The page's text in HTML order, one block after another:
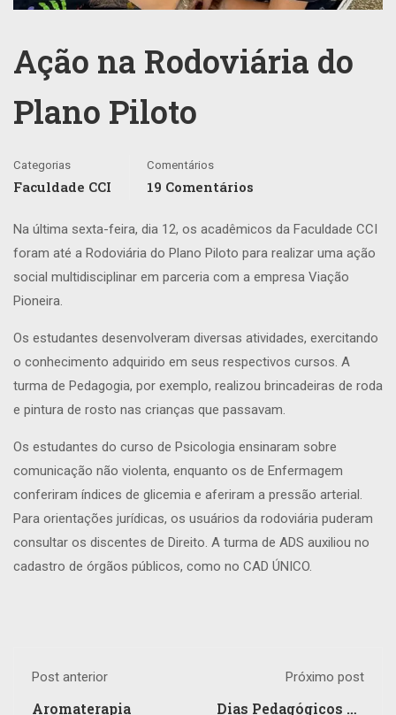
Ação na Rodoviária do
Plano Piloto
Categorias
Faculdade CCI
Comentários
19 Comentários
Na última sexta-feira, dia 12, os acadêmicos da Faculdade CCI
foram até a Rodoviária do Plano Piloto para realizar uma ação
social multidisciplinar em parceria com a empresa Viação
Pioneira.
Os estudantes desenvolveram diversas atividades, exercitando
o conhecimento adquirido em seus respectivos cursos. A
turma de Pedagogia, por exemplo, realizou brincadeiras de roda
e pintura de rosto nas crianças que passavam.
Os estudantes do curso de Psicologia ensinaram sobre
comunicação não violenta, enquanto os de Enfermagem
conferiram índices de glicemia e aferiram a pressão arterial.
Para orientações jurídicas, os usuários da rodoviária puderam
consultar os discentes de Direito. A turma de ADS auxiliou no
cadastro de órgãos públicos, como no CAD ÚNICO.
Post anterior
Aromaterapia
Próximo post
Dias Pedagógicos na